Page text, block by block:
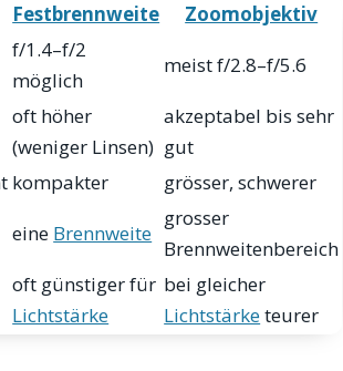
Festbrennweite
Zoomobjektiv
f/1.4–f/2
möglich
meist f/2.8–f/5.6
oft höher
(weniger Linsen)
akzeptabel bis sehr
gut
kompakter
grösser, schwerer
eine Brennweite
grosser
Brennweitenbereich
oft günstiger für
Lichtstärke
bei gleicher
Lichtstärketeurer